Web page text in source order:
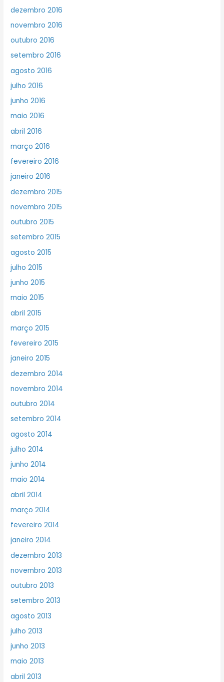
dezembro 2016
novembro 2016
outubro 2016
setembro 2016
agosto 2016
julho 2016
junho 2016
maio 2016
abril 2016
março 2016
fevereiro 2016
janeiro 2016
dezembro 2015
novembro 2015
outubro 2015
setembro 2015
agosto 2015
julho 2015
junho 2015
maio 2015
abril 2015
março 2015
fevereiro 2015
janeiro 2015
dezembro 2014
novembro 2014
outubro 2014
setembro 2014
agosto 2014
julho 2014
junho 2014
maio 2014
abril 2014
março 2014
fevereiro 2014
janeiro 2014
dezembro 2013
novembro 2013
outubro 2013
setembro 2013
agosto 2013
julho 2013
junho 2013
maio 2013
abril 2013